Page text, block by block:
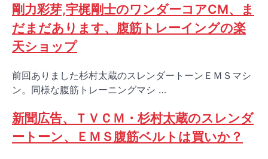
剛力彩芽,宇梶剛士のワンダーコアCM、ま
だまだあります、腹筋トレーイングの楽
天ショップ
前回ありました杉村太蔵のスレンダートーンＥＭＳマシ
ン。同様な腹筋トレーニングマシ …
新聞広告、ＴＶＣＭ・杉村太蔵のスレンダ
ートーン、ＥＭＳ腹筋ベルトは買いか？